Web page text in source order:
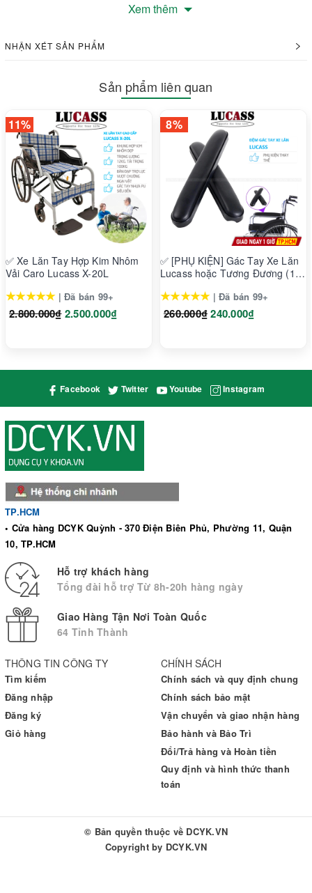
6. Bảng cỡ và mã số sản phẩm:
Cỡ sản phẩm
L/XL
Mã số sản
phẩm
750SM 750LXL
Xem thêm
NHẬN XÉT SẢN PHẨM
Sản phẩm liên quan
11%
✅ Xe Lăn Tay Hợp Kim Nhôm
Vải Caro Lucass X-20L
★★★★★ | Đã bán 99+
2.800.000₫ 2.500.000₫
8%
✅ [PHỤ KIỆN] Gác Tay Xe Lăn
Lucass hoặc Tương Đương (1
★★★★★ | Đã bán 99+
260.000₫240.000₫
Facebook Twitter Youtube Instagram
THÔNG TIN CÔNG TY
Tìm kiếm
Đăng nhập
Đăng ký
Giỏ hàng
CHÍNH SÁCH
Chính sách và quy định chung
Chính sách bảo mật
Vận chuyển và giao nhận hàng
Bảo hành và Bảo Trì
Đổi/Trả hàng và Hoàn tiền
Quy định và hình thức thanh
toán
TP.HCM
• Cửa hàng DCYK Quỳnh - 370 Điện Biên Phủ, Phường 11, Quận
10, TP.HCM
Hỗ trợ khách hàng
Tổng đài hỗ trợ Từ 8h-20h hàng ngày
Giao Hàng Tận Nơi Toàn Quốc
64 Tỉnh Thành
© Bản quyền thuộc về DCYK.VN
Copyright by DCYK.VN